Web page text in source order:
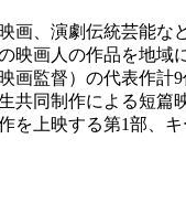
、演劇伝統芸能な
画人の作品を地域
監督）の代表作計9
同制作による短篇
上映する第1部、